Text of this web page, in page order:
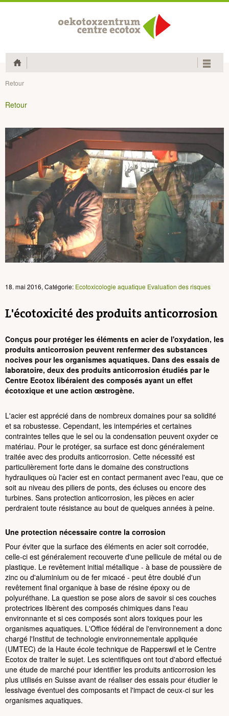
Home
Retour
Retour
18. mai 2016, Catégorie: Ecotoxicologie aquatique Evaluation des risques
L'écotoxicité des produits anticorrosion
Conçus pour protéger les éléments en acier de l'oxydation, les
produits anticorrosion peuvent renfermer des substances
nocives pour les organismes aquatiques. Dans des essais de
laboratoire, deux des produits anticorrosion étudiés par le
Centre Ecotox libéraient des composés ayant un effet
écotoxique et une action œstrogène.
L'acier est apprécié dans de nombreux domaines pour sa solidité
et sa robustesse. Cependant, les intempéries et certaines
contraintes telles que le sel ou la condensation peuvent oxyder ce
matériau. Pour le protéger, sa surface est donc généralement
traitée avec des produits anticorrosion. Cette nécessité est
particulièrement forte dans le domaine des constructions
hydrauliques où l'acier est en contact permanent avec l'eau, que ce
soit au niveau des piliers de ponts, des écluses ou encore des
turbines. Sans protection anticorrosion, les pièces en acier
perdraient toute résistance au bout de quelques années à peine.
Une protection nécessaire contre la corrosion
Pour éviter que la surface des éléments en acier soit corrodée,
celle-ci est généralement recouverte d'une pellicule de métal ou de
plastique. Le revêtement initial métallique - à base de poussière de
zinc ou d'aluminium ou de fer micacé - peut être doublé d'un
revêtement final organique à base de résine époxy ou de
polyuréthane. La question se pose alors de savoir si ces couches
protectrices libèrent des composés chimiques dans l'eau
environnante et si ces composés sont alors toxiques pour les
organismes aquatiques. L'Office fédéral de l'environnement a donc
chargé l'Institut de technologie environnementale appliquée
(UMTEC) de la Haute école technique de Rapperswil et le Centre
Ecotox de traiter le sujet. Les scientifiques ont tout d'abord effectué
une étude de marché pour identifier les produits anticorrosion les
plus utilisés en Suisse avant de réaliser des essais pour étudier le
lessivage éventuel des composants et l'impact de ceux-ci sur les
organismes aquatiques.